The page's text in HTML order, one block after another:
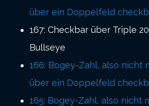
über ein Doppelfeld
167: Checkbar über Triple
Bullseye
166: Bogey-Zahl, also nicht
über ein Doppelfeld
165: Bogey-Zahl, also nicht